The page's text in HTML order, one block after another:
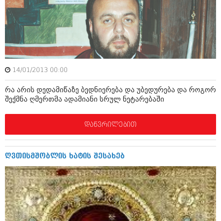
მარტი 2014 (413)
თებერვალი 2014 (318)
იანვარი 2014 (297)
დეკემბერი 2013 (365)
ნოემბერი 2013 (279)
ოქტომბერი 2013 (256)
აგვისტო 2013 (89)
ივლისი 2013 (182)
ივნისი 2013 (212)
მაისი 2013 (259)
მარტი 2013 (352)
იანვარი 2013 (334)
ნოემბერი 2012 (295)
ოქტომბერი 2012 (350)
სექტემბერი 2012 (264)
აგვისტო 2012 (268)
ივლისი 2012 (322)
ივნისი 2012 (282)
მაისი 2012 (240)
14/01/2013 00:00
რა არის დედამიწაზე ბედნიერება და უბედურება და როგორ
შექმნა ღმერთმა ადამიანი სრულ ნეტარებაში
დაწვრილებით
ღვთისმშობლის ხატის შესახებ